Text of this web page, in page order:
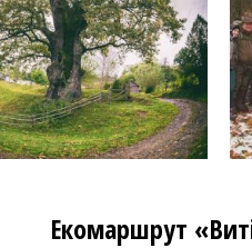
Екомаршрут